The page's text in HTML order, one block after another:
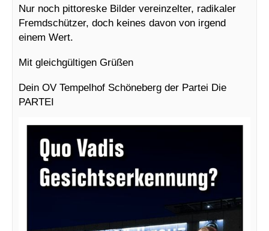
Nur noch pittoreske Bilder vereinzelter, radikaler
Fremdschützer, doch keines davon von irgend
einem Wert.
Mit gleichgültigen Grüßen
Dein OV Tempelhof Schöneberg der Partei Die
PARTEI